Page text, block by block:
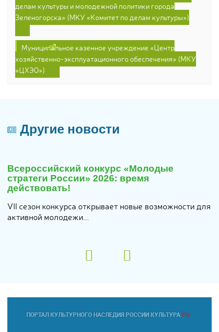
делам культуры и молодежной политики города
Зеленогорска» (МКУ «Комитет по делам культуры»)
Муниципальное казенное учреждение «Центр
хозяйственно-эксплуатационного обеспечения» (МКУ
«ЦХЭО»)
Другие новости
Всероссийский конкурс «Молодые
стратеги России» 2026: время
действовать!
VII сезон конкурса открывает новые возможности для
активной молодежи...